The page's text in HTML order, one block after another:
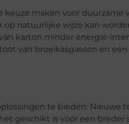
maken voor duurzame
natuurlijke wijze kan
karton minder energie-
van broeikasgassen en
te bieden. Nieuwe
geschikt is voor een breder